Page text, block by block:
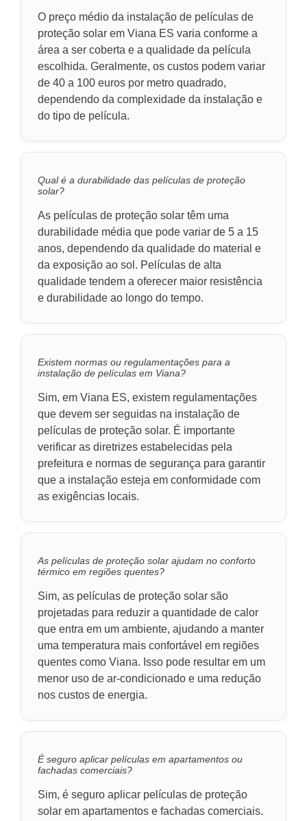
O preço médio da instalação de películas de
proteção solar em Viana ES varia conforme a
área a ser coberta e a qualidade da película
escolhida. Geralmente, os custos podem variar
de 40 a 100 euros por metro quadrado,
dependendo da complexidade da instalação e
do tipo de película.
Qual é a durabilidade das películas de proteção
solar?
As películas de proteção solar têm uma
durabilidade média que pode variar de 5 a 15
anos, dependendo da qualidade do material e
da exposição ao sol. Películas de alta
qualidade tendem a oferecer maior resistência
e durabilidade ao longo do tempo.
Existem normas ou regulamentações para a
instalação de películas em Viana?
Sim, em Viana ES, existem regulamentações
que devem ser seguidas na instalação de
películas de proteção solar. É importante
verificar as diretrizes estabelecidas pela
prefeitura e normas de segurança para garantir
que a instalação esteja em conformidade com
as exigências locais.
As películas de proteção solar ajudam no conforto
térmico em regiões quentes?
Sim, as películas de proteção solar são
projetadas para reduzir a quantidade de calor
que entra em um ambiente, ajudando a manter
uma temperatura mais confortável em regiões
quentes como Viana. Isso pode resultar em um
menor uso de ar-condicionado e uma redução
nos custos de energia.
É seguro aplicar películas em apartamentos ou
fachadas comerciais?
Sim, é seguro aplicar películas de proteção
solar em apartamentos e fachadas comerciais.